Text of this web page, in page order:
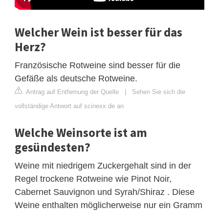
Welcher Wein ist besser für das
Herz?
Französische Rotweine sind besser für die
Gefäße als deutsche Rotweine.
Antrag auf Entfernung der Quelle | Sehen Sie sich die
vollständige Antwort auf scinexx.de an
Welche Weinsorte ist am
gesündesten?
Weine mit niedrigem Zuckergehalt sind in der
Regel trockene Rotweine wie Pinot Noir,
Cabernet Sauvignon und Syrah/Shiraz . Diese
Weine enthalten möglicherweise nur ein Gramm